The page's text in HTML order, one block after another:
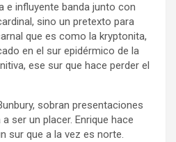
e influyente banda junto con
sino un pretexto para
que es como la kryptonita,
en el sur epidérmico de la
ese sur que hace perder el
sobran presentaciones
ser un placer. Enrique hace
sur que a la vez es norte.